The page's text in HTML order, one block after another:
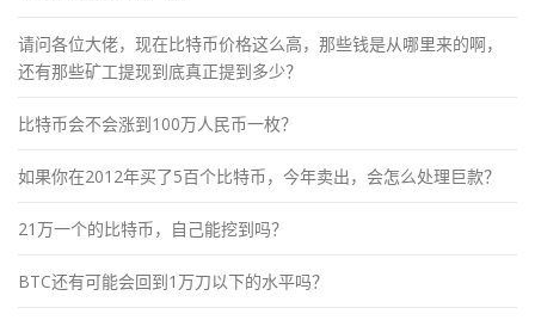
请问各位大佬，现在比特币价格这么高，那些钱是从哪里来的啊，
还有那些矿工提现到底真正提到多少？
比特币会不会涨到100万人民币一枚？
如果你在2012年买了5百个比特币，今年卖出，会怎么处理巨款？
21万一个的比特币，自己能挖到吗？
BTC还有可能会回到1万刀以下的水平吗？